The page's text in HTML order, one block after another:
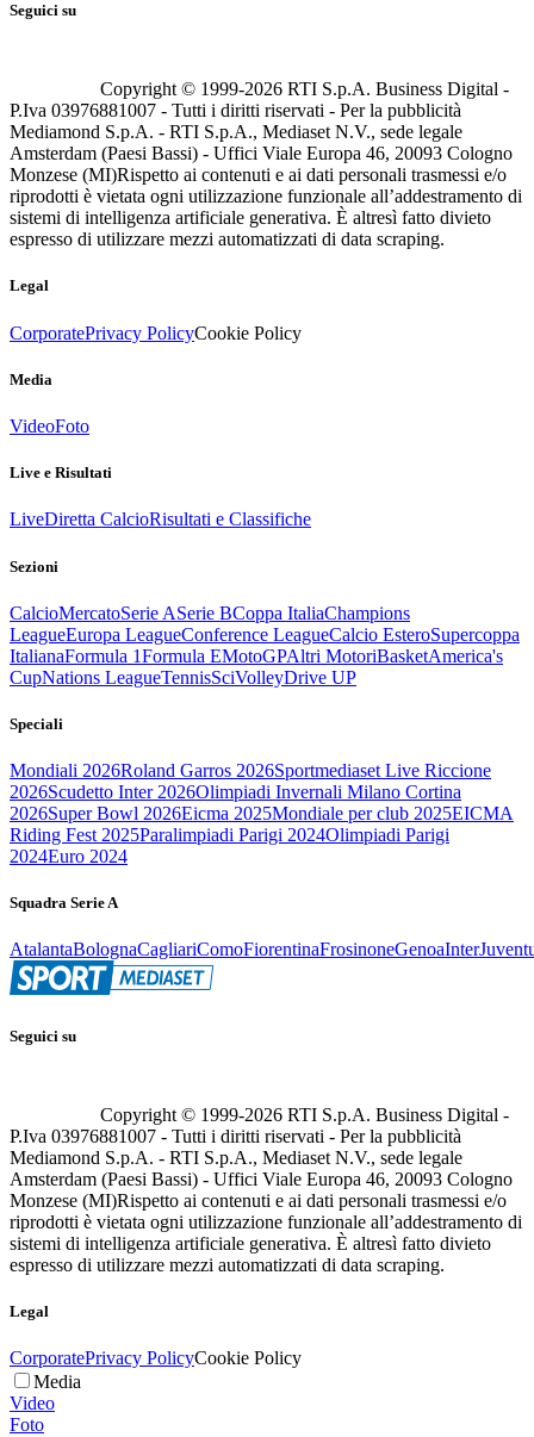
Seguici su
Copyright © 1999-2026 RTI S.p.A. Business Digital -
P.Iva 03976881007 - Tutti i diritti riservati - Per la pubblicità
Mediamond S.p.A. - RTI S.p.A., Mediaset N.V., sede legale
Amsterdam (Paesi Bassi) - Uffici Viale Europa 46, 20093 Cologno
Monzese (MI)Rispetto ai contenuti e ai dati personali trasmessi e/o
riprodotti è vietata ogni utilizzazione funzionale all’addestramento di
sistemi di intelligenza artificiale generativa. È altresì fatto divieto
espresso di utilizzare mezzi automatizzati di data scraping.
Legal
CorporatePrivacy PolicyCookie Policy
Media
VideoFoto
Live e Risultati
LiveDiretta CalcioRisultati e Classifiche
Sezioni
CalcioMercatoSerie ASerie BCoppa ItaliaChampions
LeagueEuropa LeagueConference LeagueCalcio EsteroSupercoppa
ItalianaFormula 1Formula EMotoGPAltri MotoriBasketAmerica's
CupNations LeagueTennisSciVolleyDrive UP
Speciali
Mondiali 2026Roland Garros 2026Sportmediaset Live Riccione
2026Scudetto Inter 2026Olimpiadi Invernali Milano Cortina
2026Super Bowl 2026Eicma 2025Mondiale per club 2025EICMA
Riding Fest 2025Paralimpiadi Parigi 2024Olimpiadi Parigi
2024Euro 2024
Squadra Serie A
AtalantaBolognaCagliariComoFiorentinaFrosinoneGenoaInter
Seguici su
Copyright © 1999-2026 RTI S.p.A. Business Digital -
P.Iva 03976881007 - Tutti i diritti riservati - Per la pubblicità
Mediamond S.p.A. - RTI S.p.A., Mediaset N.V., sede legale
Amsterdam (Paesi Bassi) - Uffici Viale Europa 46, 20093 Cologno
Monzese (MI)Rispetto ai contenuti e ai dati personali trasmessi e/o
riprodotti è vietata ogni utilizzazione funzionale all’addestramento di
sistemi di intelligenza artificiale generativa. È altresì fatto divieto
espresso di utilizzare mezzi automatizzati di data scraping.
Legal
CorporatePrivacy PolicyCookie Policy
Media
Video
Foto